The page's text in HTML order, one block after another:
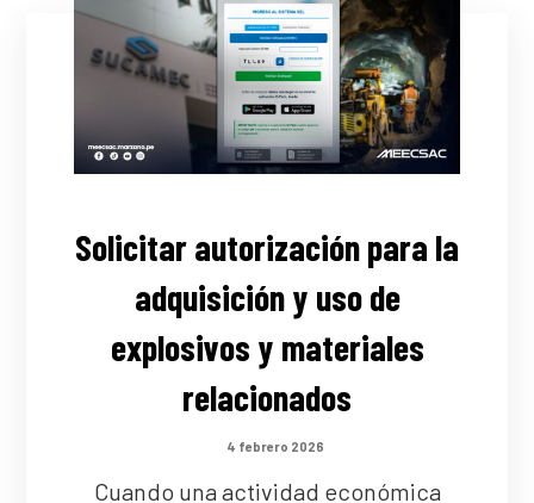
Solicitar autorización para la
adquisición y uso de
explosivos y materiales
relacionados
4 febrero 2026
Cuando una actividad económica